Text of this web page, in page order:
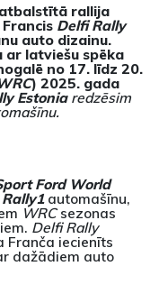
atbalstītā rallija
Delfi Rally
auto dizainu.
ar latviešu spēka
no 17. līdz 20.
) 2025. gada
Estoniaredzēsim
Ford World
automašīnu,
WRCsezonas
Delfi Rally
Franča iecienīts
dažādiem auto